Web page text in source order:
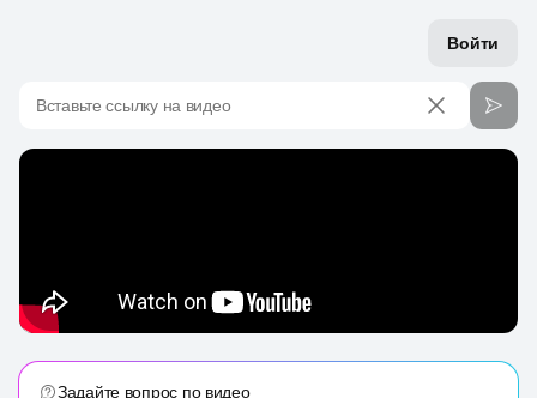
Войти
Вставьте ссылку на видео
Задайте вопрос по видео